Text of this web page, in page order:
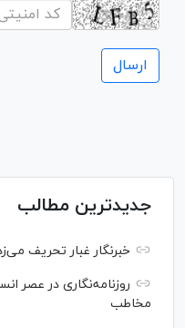
جدیدترین مطالب
خبرنگار غبار تحریف
روزنامه‌نگاری در عصر
مخاطب